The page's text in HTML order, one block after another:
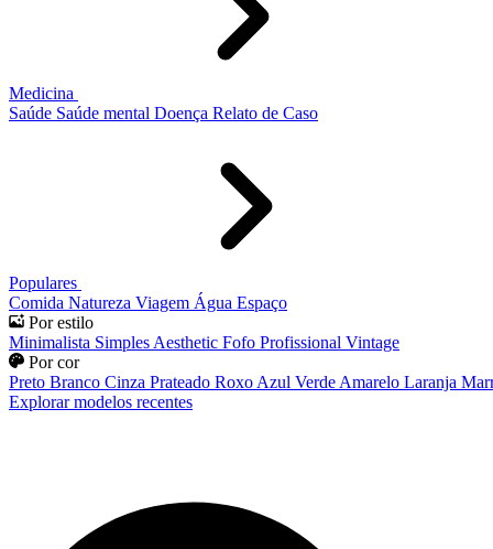
Medicina
Saúde Saúde mental Doença Relato de Caso
Populares
Comida Natureza Viagem Água Espaço
Por estilo
Minimalista Simples Aesthetic Fofo Profissional Vintage
Por cor
Preto Branco Cinza Prateado Roxo Azul Verde Amarelo Laranja
Explorar modelos recentes